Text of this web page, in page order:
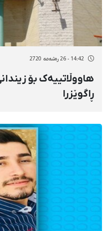
14:42 - 26 رەشەمه 2720
هاووڵاتییەک بۆ
ڕاگوێزرا